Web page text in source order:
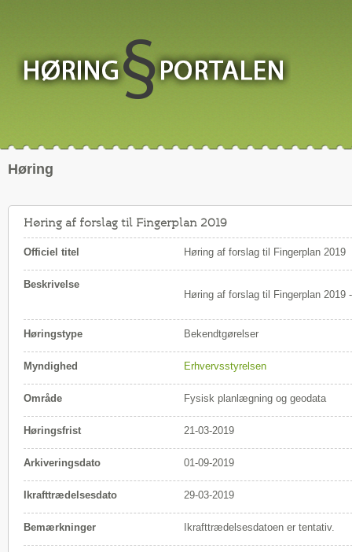
Høring
Høring af forslag til Fingerplan 2019
Officiel titel Høring af forslag til Fingerplan 2019
Beskrivelse
Høring af forslag til Fingerplan
Høringstype Bekendtgørelser
Myndighed Erhvervsstyrelsen
Område Fysisk planlægning og geodata
Høringsfrist 21-03-2019
Arkiveringsdato 01-09-2019
Ikrafttrædelsesdato 29-03-2019
Bemærkninger Ikrafttrædelsesdatoen er tentativ.